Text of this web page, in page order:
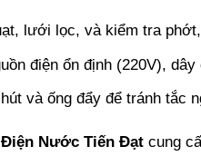
lưới lọc, và kiểm tra
điện ổn định (220V),
và ống đẩy để tránh tắc
Điện Nước Tiến Đạt cung